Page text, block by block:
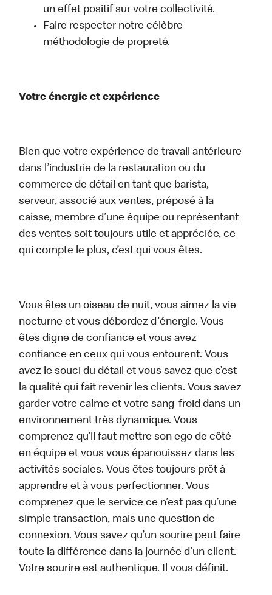
un effet positif sur votre collectivité.
Faire respecter notre célèbre
méthodologie de propreté.
Votre énergie et expérience
Bien que votre expérience de travail antérieure
dans l’industrie de la restauration ou du
commerce de détail en tant que barista,
serveur, associé aux ventes, préposé à la
caisse, membre d’une équipe ou représentant
des ventes soit toujours utile et appréciée, ce
qui compte le plus, c’est qui vous êtes.
Vous êtes un oiseau de nuit, vous aimez la vie
nocturne et vous débordez d'énergie. Vous
êtes digne de confiance et vous avez
confiance en ceux qui vous entourent. Vous
avez le souci du détail et vous savez que c’est
la qualité qui fait revenir les clients. Vous savez
garder votre calme et votre sang-froid dans un
environnement très dynamique. Vous
comprenez qu’il faut mettre son ego de côté
en équipe et vous vous épanouissez dans les
activités sociales. Vous êtes toujours prêt à
apprendre et à vous perfectionner. Vous
comprenez que le service ce n’est pas qu’une
simple transaction, mais une question de
connexion. Vous savez qu’un sourire peut faire
toute la différence dans la journée d’un client.
Votre sourire est authentique. Il vous définit.